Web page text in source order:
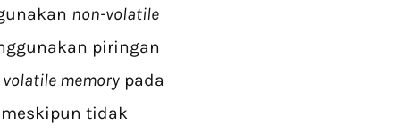
non-volatile
piringan
volatile memory pada
meskipun tidak